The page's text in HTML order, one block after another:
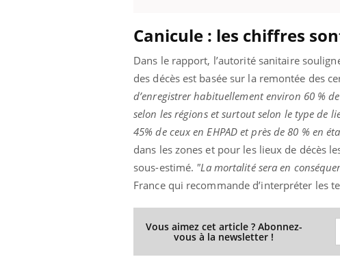
Canicule : les chiffres
Dans le rapport, l’autorité sanitaire
des décès est basée sur la remontée des
d’enregistrer habituellement environ 60 %
selon les régions et surtout selon le type de
45% de ceux en EHPAD et près de 80 % en
dans les zones et pour les lieux de décès
sous-estimé. "La mortalité sera en
France qui recommande d’interpréter les
Vous aimez cet article ? Abonnez-
vous à la newsletter !